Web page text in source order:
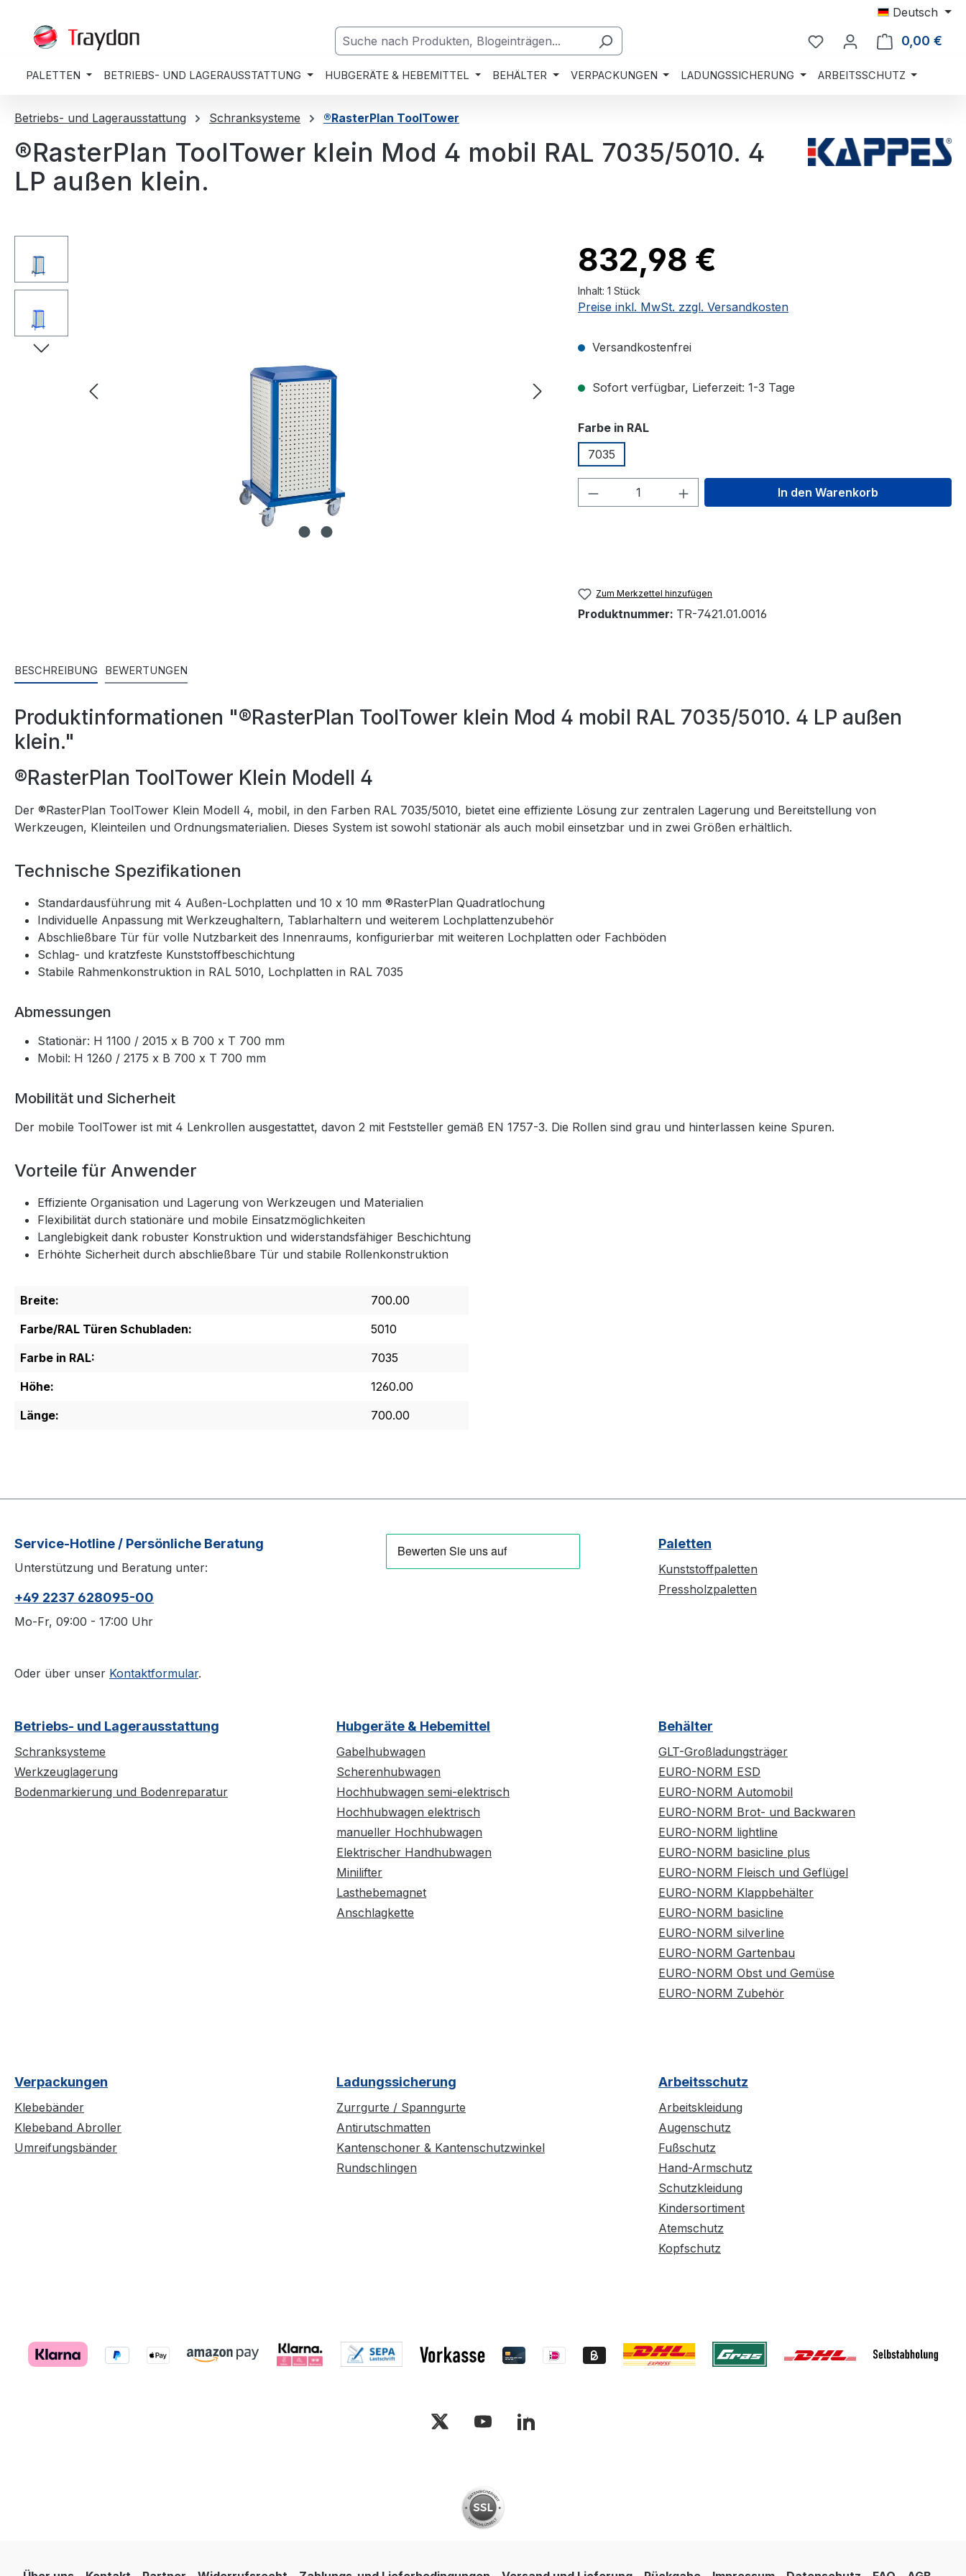
Deutsch
0,00 €
PALETTEN BETRIEBS- UND LAGERAUSSTATTUNG HUBGERÄTE & HEBEMITTEL BEHÄLTER VERPACKUNGEN LADUNGSSICHERUNG ARBEITSSCHUTZ
Betriebs- und Lagerausstattung Schranksysteme ®RasterPlan ToolTower
®RasterPlan ToolTower klein Mod 4 mobil RAL 7035/5010. 4
LP außen klein.
832,98 €
Inhalt: 1 Stück
Preise inkl. MwSt. zzgl. Versandkosten
Versandkostenfrei
Sofort verfügbar, Lieferzeit: 1-3 Tage
Farbe in RALauswählen
7035
Produkt Anzahl: Gib den gewünschten Wert
In den Warenkorb
Zum Merkzettel hinzufügen
Produktnummer: TR-7421.01.0016
BESCHREIBUNG BEWERTUNGEN
Produktinformationen "®RasterPlan ToolTower klein Mod 4 mobil RAL 7035/5010. 4 LP außen
klein."
®RasterPlan ToolTower Klein Modell 4
Der ®RasterPlan ToolTower Klein Modell 4, mobil, in den Farben RAL 7035/5010, bietet eine effiziente Lösung zur zentralen Lagerung und Bereitstellung von
Werkzeugen, Kleinteilen und Ordnungsmaterialien. Dieses System ist sowohl stationär als auch mobil einsetzbar und in zwei Größen erhältlich.
Technische Spezifikationen
Standardausführung mit 4 Außen-Lochplatten und 10 x 10 mm ®RasterPlan Quadratlochung
Individuelle Anpassung mit Werkzeughaltern, Tablarhaltern und weiterem Lochplattenzubehör
Abschließbare Tür für volle Nutzbarkeit des Innenraums, konfigurierbar mit weiteren Lochplatten oder Fachböden
Schlag- und kratzfeste Kunststoffbeschichtung
Stabile Rahmenkonstruktion in RAL 5010, Lochplatten in RAL 7035
Abmessungen
Stationär: H 1100 / 2015 x B 700 x T 700 mm
Mobil: H 1260 / 2175 x B 700 x T 700 mm
Mobilität und Sicherheit
Der mobile ToolTower ist mit 4 Lenkrollen ausgestattet, davon 2 mit Feststeller gemäß EN 1757-3. Die Rollen sind grau und hinterlassen keine Spuren.
Vorteile für Anwender
Effiziente Organisation und Lagerung von Werkzeugen und Materialien
Flexibilität durch stationäre und mobile Einsatzmöglichkeiten
Langlebigkeit dank robuster Konstruktion und widerstandsfähiger Beschichtung
Erhöhte Sicherheit durch abschließbare Tür und stabile Rollenkonstruktion
Breite:
700.00
Farbe/RAL Türen Schubladen:
5010
Farbe in RAL:
7035
Höhe:
1260.00
Länge:
700.00
Service-Hotline / Persönliche Beratung
Unterstützung und Beratung unter:
+49 2237 628095-00
Mo-Fr, 09:00 - 17:00 Uhr
Oder über unser Kontaktformular.
Paletten
Kunststoffpaletten
Pressholzpaletten
Betriebs- und Lagerausstattung
Schranksysteme
Werkzeuglagerung
Bodenmarkierung und Bodenreparatur
Hubgeräte & Hebemittel
Gabelhubwagen
Scherenhubwagen
Hochhubwagen semi-elektrisch
Hochhubwagen elektrisch
manueller Hochhubwagen
Elektrischer Handhubwagen
Minilifter
Lasthebemagnet
Anschlagkette
Behälter
GLT-Großladungsträger
EURO-NORM ESD
EURO-NORM Automobil
EURO-NORM Brot- und Backwaren
EURO-NORM lightline
EURO-NORM basicline plus
EURO-NORM Fleisch und Geflügel
EURO-NORM Klappbehälter
EURO-NORM basicline
EURO-NORM silverline
EURO-NORM Gartenbau
EURO-NORM Obst und Gemüse
EURO-NORM Zubehör
Verpackungen
Klebebänder
Klebeband Abroller
Umreifungsbänder
Ladungssicherung
Zurrgurte / Spanngurte
Antirutschmatten
Kantenschoner & Kantenschutzwinkel
Rundschlingen
Arbeitsschutz
Arbeitskleidung
Augenschutz
Fußschutz
Hand-Armschutz
Schutzkleidung
Kindersortiment
Atemschutz
Kopfschutz